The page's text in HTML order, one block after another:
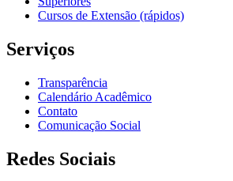
Cursos de Extensão (rápidos)
Serviços
Transparência
Calendário Acadêmico
Contato
Comunicação Social
Redes Sociais